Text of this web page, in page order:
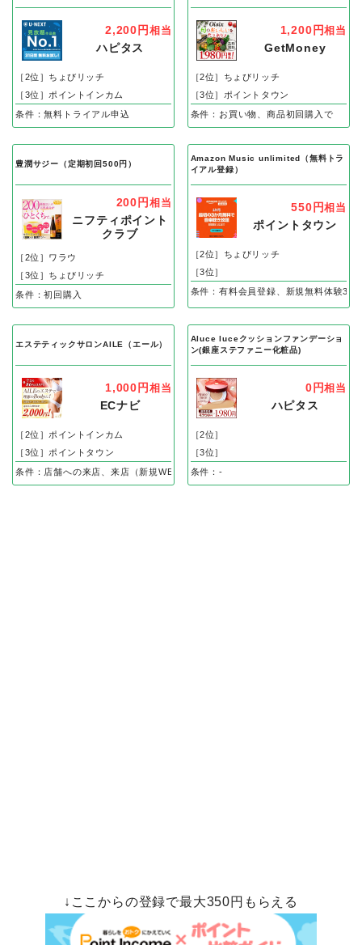
2,200円 相当
ハピタス
［2位］ちょびリッチ
［3位］ポイントインカム
条件：無料トライアル申込
1,200円相当
GetMoney
［2位］ちょびリッチ
［3位］ポイントタウン
条件：お買い物、商品初回購入で
豊潤サジー（定期初回500円）
200円 相当
ニフティポイント
クラブ
［2位］ワラウ
［3位］ちょびリッチ
条件：初回購入
Amazon Music unlimited（無料トラ
イアル登録）
550円相当
ポイントタウン
［2位］ちょびリッチ
［3位］
条件：有料会員登録、新規無料体験3カ
エステティックサロンAILE（エール）
1,000円 相当
ECナビ
［2位］ポイントインカム
［3位］ポイントタウン
条件：店舗への来店、来店（新規WEB申し込み後、体験完了）で
Aluce luceクッションファンデーショ
ン(銀座ステファニー化粧品)
0円相当
ハピタス
［2位］
［3位］
条件：-
↓ここからの登録で最大350円もらえる